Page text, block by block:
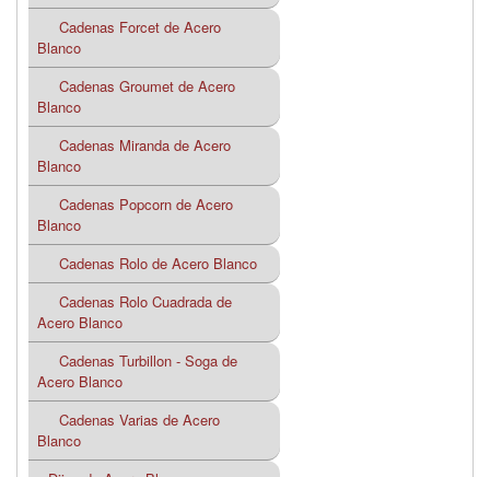
Cadenas Forcet de Acero
Blanco
Cadenas Groumet de Acero
Blanco
Cadenas Miranda de Acero
Blanco
Cadenas Popcorn de Acero
Blanco
Cadenas Rolo de Acero Blanco
Cadenas Rolo Cuadrada de
Acero Blanco
Cadenas Turbillon - Soga de
Acero Blanco
Cadenas Varias de Acero
Blanco